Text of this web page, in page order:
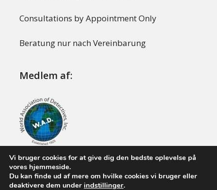
Consultations by Appointment Only
Beratung nur nach Vereinbarung
Medlem af:
© 2008 - 2026 Boysen Investigations. Alle rettigheder
Vi bruger cookies for at give dig den bedste oplevelse på
vores hjemmeside.
Du kan finde ud af mere om hvilke cookies vi bruger eller
deaktivere dem under indstillinger.